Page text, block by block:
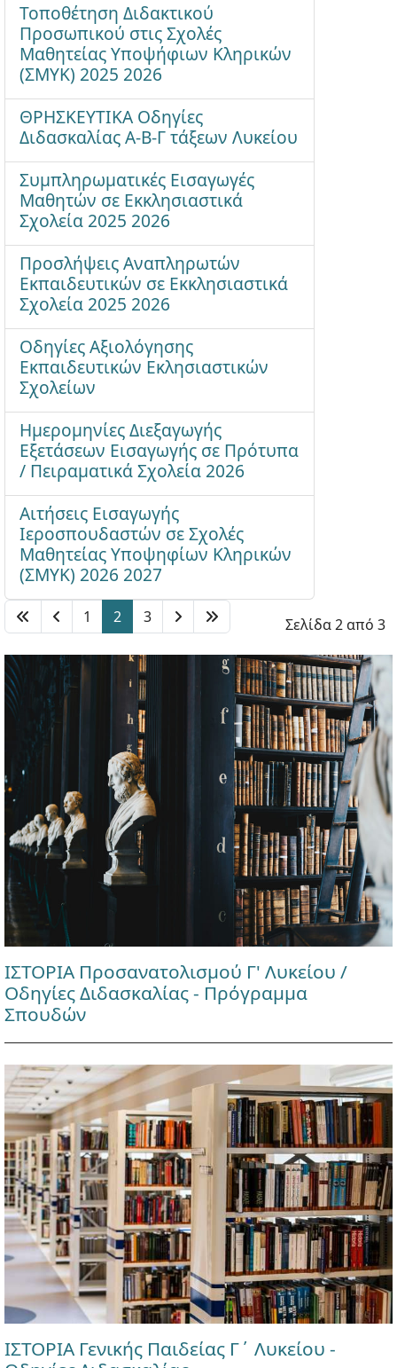
Τοποθέτηση Διδακτικού
Προσωπικού στις Σχολές
Μαθητείας Υποψήφιων Κληρικών
(ΣΜΥΚ) 2025 2026
ΘΡΗΣΚΕΥΤΙΚΑ Οδηγίες
Διδασκαλίας Α-Β-Γ τάξεων Λυκείου
Συμπληρωματικές Εισαγωγές
Μαθητών σε Εκκλησιαστικά
Σχολεία 2025 2026
Προσλήψεις Αναπληρωτών
Εκπαιδευτικών σε Εκκλησιαστικά
Σχολεία 2025 2026
Οδηγίες Αξιολόγησης
Εκπαιδευτικών Εκλησιαστικών
Σχολείων
Ημερομηνίες Διεξαγωγής
Εξετάσεων Εισαγωγής σε Πρότυπα
/ Πειραματικά Σχολεία 2026
Αιτήσεις Εισαγωγής
Ιεροσπουδαστών σε Σχολές
Μαθητείας Υποψηφίων Κληρικών
(ΣΜΥΚ) 2026 2027
Σελίδα 2 από 3
1 2 3
ΙΣΤΟΡΙΑ Προσανατολισμού Γ' Λυκείου /
Οδηγίες Διδασκαλίας - Πρόγραμμα
Σπουδών
ΙΣΤΟΡΙΑ Γενικής Παιδείας Γ΄ Λυκείου -